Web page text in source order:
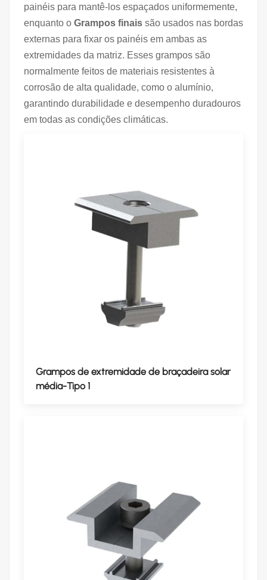
painéis para mantê-los espaçados uniformemente,
enquanto o Grampos finais são usados nas bordas
externas para fixar os painéis em ambas as
extremidades da matriz. Esses grampos são
normalmente feitos de materiais resistentes à
corrosão de alta qualidade, como o alumínio,
garantindo durabilidade e desempenho duradouros
em todas as condições climáticas.
Grampos de extremidade de braçadeira solar
média-Tipo 1